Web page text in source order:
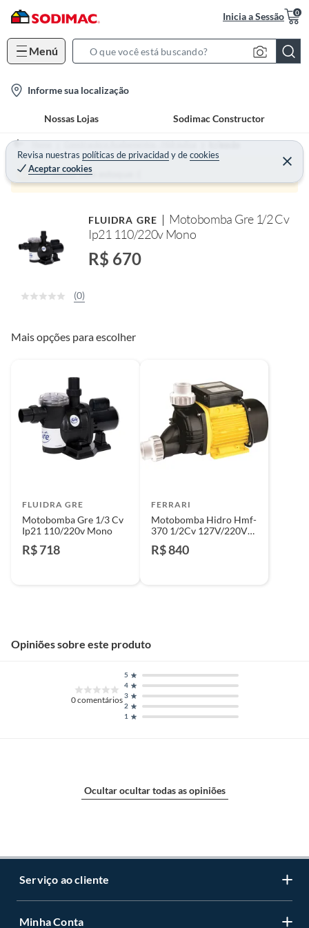
Inicia a Sessão 0
Menú
S
c
h
B
r
a
o
Informe sua localização
Nossas Lojas Sodimac Constructor
Revisa nuestras políticas de privacidadydecookies
Aceptar cookies
Home Construção e Acabamentos - Hidráulica Irrigação
Produto sem estoque :(
FLUIDRA GRE
Motobomba Gre 1/2 Cv
Ip21 110/220v Mono
R$ 670
(0)
Mais opções para escolher
FLUIDRA GRE
Motobomba Gre 1/3 Cv
Ip21 110/220v Mono
R$ 718
FERRARI
Motobomba Hidro Hmf-
370 1/2Cv 127V/220V
R$ 840
Opiniões sobre este produto
0comentários
1
2
3
4
5
Ocultar ocultar todas as opiniões
Serviço ao cliente
Centro de ajuda
Minha Conta